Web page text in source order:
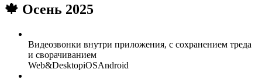
🍁 Осень 2025
Видеозвонки внутри приложения, с сохранением треда
и сворачиванием
Web&DesktopiOSAndroid